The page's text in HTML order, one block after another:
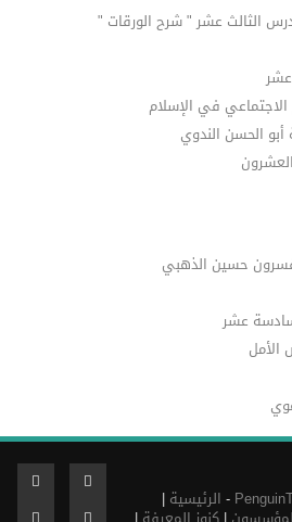
الثالث عشر " شرح الورقات "
في الإسلام
أبو الحسن الندوي
حسين الذهبي
عشر
الأمل
- الرئيسية |